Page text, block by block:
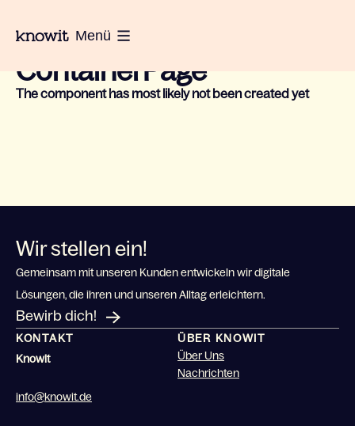
Zur Homepage von Knowit
Menü
Could not find component for:
ContainerPage
The component has most likely not been created yet
Wir stellen ein!
Gemeinsam mit unseren Kunden entwickeln wir digitale
Lösungen, die ihren und unseren Alltag erleichtern.
Bewirb dich!
KONTAKT
Knowit
info@knowit.de
ÜBER KNOWIT
Über Uns
Nachrichten